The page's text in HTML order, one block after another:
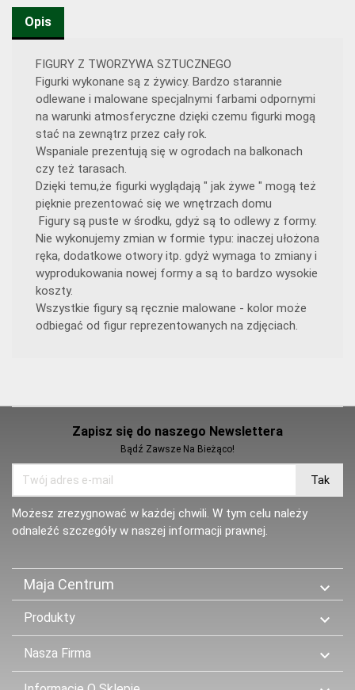
Opis
FIGURY Z TWORZYWA SZTUCZNEGO
Figurki wykonane są z żywicy. Bardzo starannie
odlewane i malowane specjalnymi farbami odpornymi
na warunki atmosferyczne dzięki czemu figurki mogą
stać na zewnątrz przez cały rok.
Wspaniale prezentują się w ogrodach na balkonach
czy też tarasach.
Dzięki temu,że figurki wyglądają " jak żywe " mogą też
pięknie prezentować się we wnętrzach domu
Figury są puste w środku, gdyż są to odlewy z formy.
Nie wykonujemy zmian w formie typu: inaczej ułożona
ręka, dodatkowe otwory itp. gdyż wymaga to zmiany i
wyprodukowania nowej formy a są to bardzo wysokie
koszty.
Wszystkie figury są ręcznie malowane - kolor może
odbiegać od figur reprezentowanych na zdjęciach.
Zapisz się do naszego Newslettera
Bądź Zawsze Na Bieżąco!
Możesz zrezygnować w każdej chwili. W tym celu należy
odnaleźć szczegóły w naszej informacji prawnej.
Maja Centrum 
Produkty 
Nasza Firma 